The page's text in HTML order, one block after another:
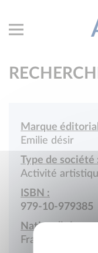
Marque
Emilie désir
Type de société
Activité
ISBN :
979-10-979385
Nationalité :
France